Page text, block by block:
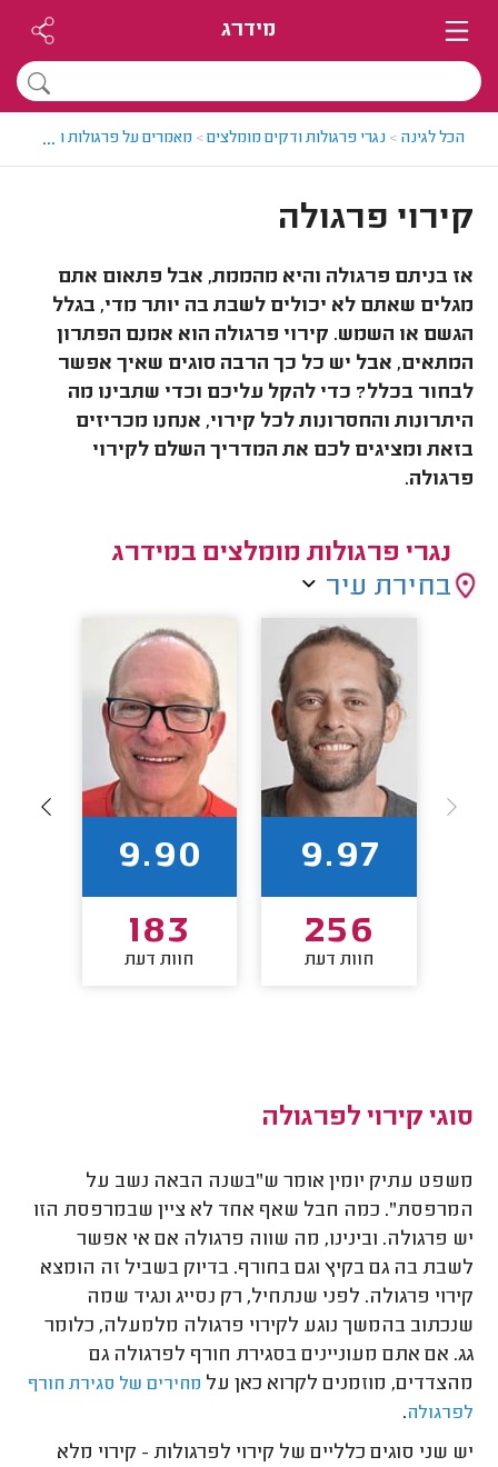
מידרג
הכל לגינה > נגרי פרגולות ודקים מומלצים> מאמרים על פרגולות ודקים
...
קירוי פרגולה
אז בניתם פרגולה והיא מהממת, אבל פתאום אתם
מגלים שאתם לא יכולים לשבת בה יותר מדי, בגלל
הגשם או השמש. קירוי פרגולה הוא אמנם הפתרון
המתאים, אבל יש כל כך הרבה סוגים שאיך אפשר
לבחור בכלל? כדי להקל עליכם וכדי שתבינו מה
היתרונות והחסרונות לכל קירוי, אנחנו מכריזים
בזאת ומציגים לכם את המדריך השלם לקירוי
פרגולה.
נגרי פרגולות מומלצים במידרג
בחירת עיר
9.97
256
חוות דעת
9.90
183
חוות דעת
סוגי קירוי לפרגולה
משפט עתיק יומין אומר ש"בשנה הבאה נשב על
המרפסת". כמה חבל שאף אחד לא ציין שבמרפסת הזו
יש פרגולה. ובינינו, מה שווה פרגולה אם אי אפשר
לשבת בה גם בקיץ וגם בחורף. בדיוק בשביל זה הומצא
קירוי פרגולה. לפני שנתחיל, רק נסייג ונגיד שמה
שנכתוב בהמשך נוגע לקירוי פרגולה מלמעלה, כלומר
גג. אם אתם מעוניינים בסגירת חורף לפרגולה גם
מהצדדים, מוזמנים לקרוא כאן על מחירים של סגירת חורף
לפרגולה.
יש שני סוגים כלליים של קירוי לפרגולות - קירוי מלא